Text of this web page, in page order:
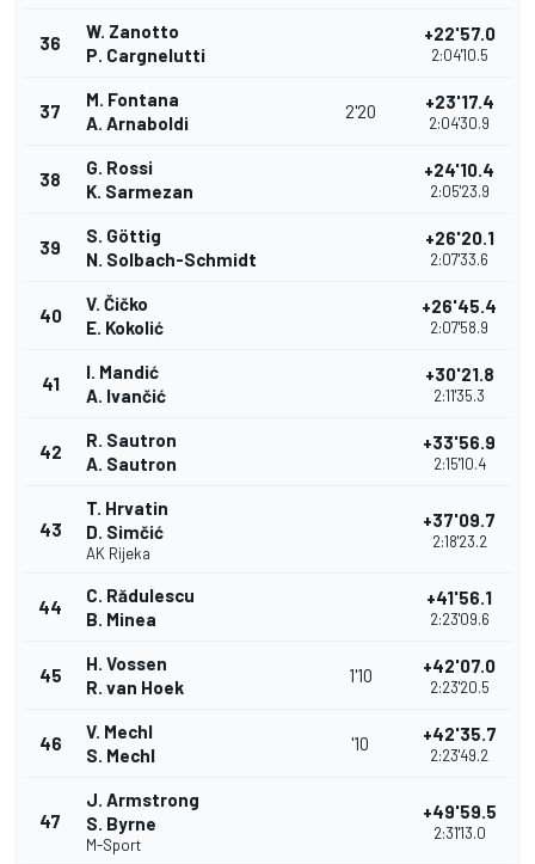
36
W. Zanotto
P. Cargnelutti
+22'57.0
2:04'10.5
37
M. Fontana
A. Arnaboldi
2'20 +23'17.4
2:04'30.9
38
G. Rossi
K. Sarmezan
+24'10.4
2:05'23.9
39
S. Göttig
N. Solbach-Schmidt
+26'20.1
2:07'33.6
40
V. Čičko
E. Kokolić
+26'45.4
2:07'58.9
41
I. Mandić
A. Ivančić
+30'21.8
2:11'35.3
42
R. Sautron
A. Sautron
+33'56.9
2:15'10.4
43
T. Hrvatin
D. Simčić
AK Rijeka
+37'09.7
2:18'23.2
44
C. Rădulescu
B. Minea
+41'56.1
2:23'09.6
45
H. Vossen
R. van Hoek
1'10 +42'07.0
2:23'20.5
46
V. Mechl
S. Mechl
'10 +42'35.7
2:23'49.2
47
J. Armstrong
S. Byrne
M-Sport
+49'59.5
2:31'13.0